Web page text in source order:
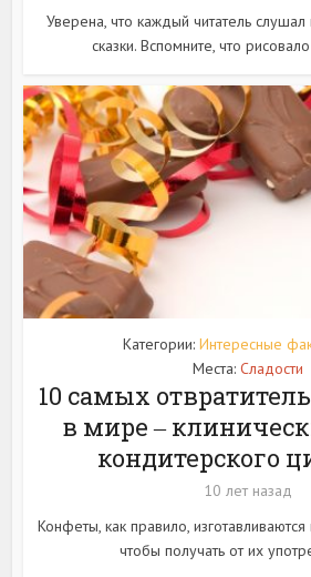
Уверена, что каждый читатель
сказки. Вспомните, что
Категории: Интересные
Места: Сладости
10 самых
в мире ‒
кондитерского
10 лет назад
Конфеты, как правило,
чтобы получать от их